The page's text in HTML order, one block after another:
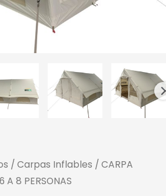
/ Carpas Inflables / CARPA
A 8 PERSONAS